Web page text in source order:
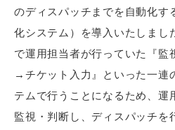
のディスパッチまでを自動化す
化システム）を導入いたしまし
で運用担当者が行っていた『
→チケット入力』といった一連
テムで行うことになるため、運
監視・判断し、ディスパッチを